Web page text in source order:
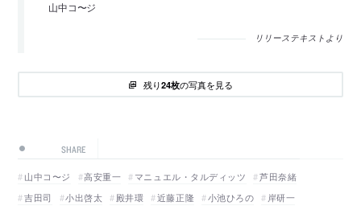
山中コ〜ジ
リリーステキストより
残り24枚の写真を見る
SHARE
山中コ〜ジ 高安重一 マニュエル・タルディッツ
芦田奈緒
吉田司
小出啓太 殿井環 近藤正隆 小池ひろの
岸研一